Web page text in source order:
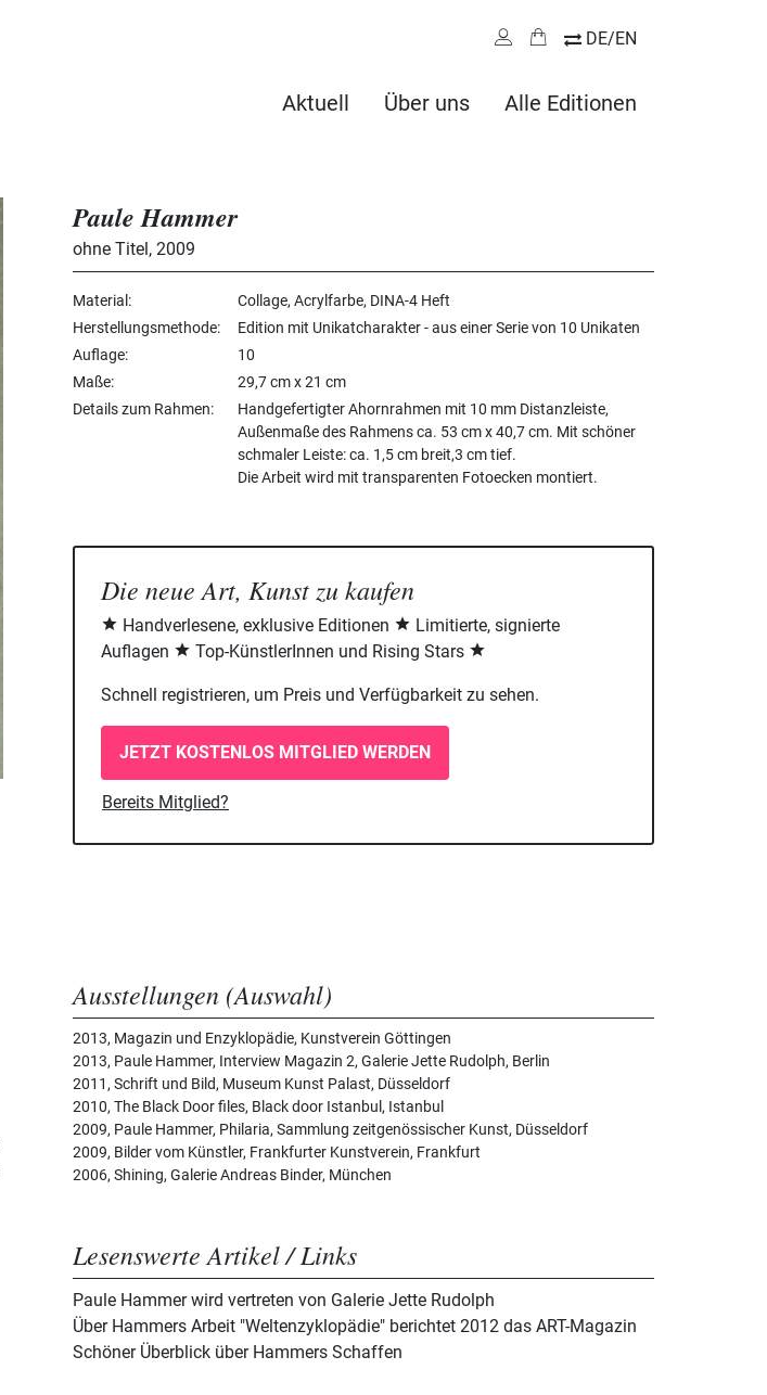
DE/EN
Aktuell Über uns Alle Editionen
Paule Hammer
ohne Titel, 2009
Material
Collage, Acrylfarbe, DINA-4 Heft
Herstellungsmethode
Edition mit Unikatcharakter - aus einer Serie von 10 Unikaten
Auflage
10
Maße
29,7 cm x 21 cm
Details zum Rahmen
Handgefertigter Ahornrahmen mit 10 mm Distanzleiste,
Außenmaße des Rahmens ca. 53 cm x 40,7 cm. Mit schöner
schmaler Leiste: ca. 1,5 cm breit,3 cm tief.
Die Arbeit wird mit transparenten Fotoecken montiert.
Die neue Art, Kunst zu kaufen
Handverlesene, exklusive Editionen
Limitierte, signierte
Auflagen
Top-KünstlerInnen und Rising Stars
Schnell registrieren, um Preis und Verfügbarkeit zu sehen.
JETZT KOSTENLOS MITGLIED WERDEN
Bereits Mitglied?
Ausstellungen (Auswahl)
2013, Magazin und Enzyklopädie, Kunstverein Göttingen
2013, Paule Hammer, Interview Magazin 2, Galerie Jette Rudolph, Berlin
2011, Schrift und Bild, Museum Kunst Palast, Düsseldorf
2010, The Black Door files, Black door Istanbul, Istanbul
2009, Paule Hammer, Philaria, Sammlung zeitgenössischer Kunst, Düsseldorf
2009, Bilder vom Künstler, Frankfurter Kunstverein, Frankfurt
2006, Shining, Galerie Andreas Binder, München
Lesenswerte Artikel / Links
Paule Hammer wird vertreten von Galerie Jette Rudolph
Über Hammers Arbeit "Weltenzyklopädie" berichtet 2012 das ART-Magazin
Schöner Überblick über Hammers Schaffen